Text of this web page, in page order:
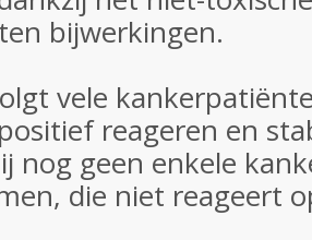
bijwerkingen.
vele
reageren en
nog geen enkele
die niet reageert